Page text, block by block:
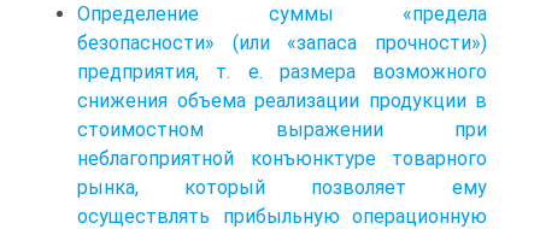
Определение суммы «предела
безопасности» (или «запаса прочности»)
предприятия, т. е. размера возможного
снижения объема реализации продукции в
стоимостном выражении при
неблагоприятной конъюнктуре товарного
рынка, который позволяет ему
осуществлять прибыльную операционную